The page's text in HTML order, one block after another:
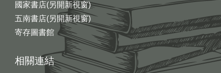
國家書店(另開新視窗)
五南書店(另開新視窗)
寄存圖書館
相關連結